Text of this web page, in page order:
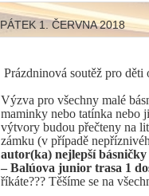
PÁTEK 1. ČERVNA 2018
Prázdninová soutěž pro děti
Výzva pro všechny malé
maminky nebo tatínka nebo
výtvory budou přečteny na
zámku (v případě
autor(ka) nejlepší
– Balúova junior trasa 1
říkáte??? Těšíme se na